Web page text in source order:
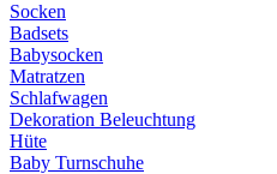
Socken
Badsets
Babysocken
Matratzen
Schlafwagen
Dekoration Beleuchtung
Hüte
Baby Turnschuhe